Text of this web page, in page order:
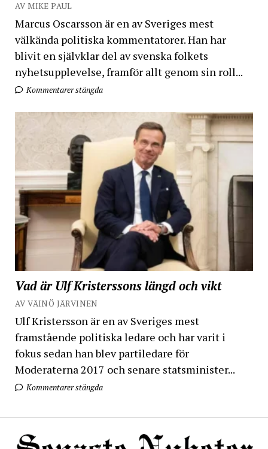
AV MIKE PAUL
Marcus Oscarsson är en av Sveriges mest
välkända politiska kommentatorer. Han har
blivit en självklar del av svenska folkets
nyhetsupplevelse, framför allt genom sin roll...
Kommentarer stängda
Vad är Ulf Kristerssons längd och vikt
AV VÄINÖ JÄRVINEN
Ulf Kristersson är en av Sveriges mest
framstående politiska ledare och har varit i
fokus sedan han blev partiledare för
Moderaterna 2017 och senare statsminister...
Kommentarer stängda